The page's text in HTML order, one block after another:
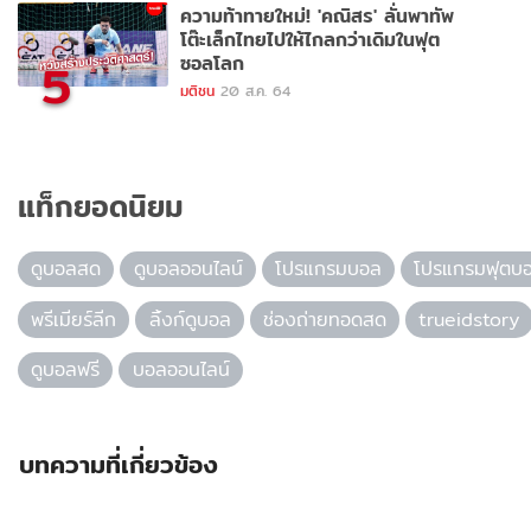
5
ความท้าทายใหม่! 'คณิสร' ลั่นพาทัพ
โต๊ะเล็กไทยไปให้ไกลกว่าเดิมในฟุต
ซอลโลก
มติชน 20 ส.ค. 64
แท็กยอดนิยม
ดูบอลสด ดูบอลออนไลน์ โปรแกรมบอล
โปรแกรมฟุตบ
พรีเมียร์ลีก
ลิ้งก์ดูบอล ช่องถ่ายทอดสด
trueidstory
ดูบอลฟรี
บอลออนไลน์
บทความที่เกี่ยวข้อง